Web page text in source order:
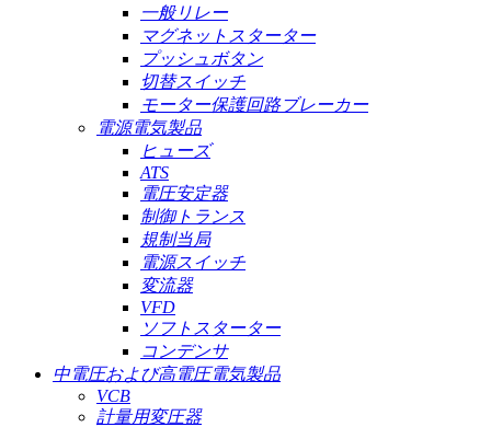
一般リレー
マグネットスターター
プッシュボタン
切替スイッチ
モーター保護回路ブレーカー
電源電気製品
ヒューズ
ATS
電圧安定器
制御トランス
規制当局
電源スイッチ
変流器
VFD
ソフトスターター
コンデンサ
中電圧および高電圧電気製品
VCB
計量用変圧器